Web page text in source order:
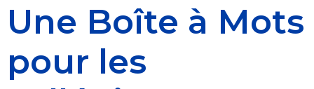
Une Boîte à Mots
pour les